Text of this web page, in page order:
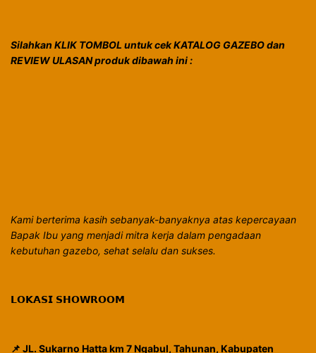
Silahkan KLIK TOMBOL untuk cek KATALOG GAZEBO dan
REVIEW ULASAN produk dibawah ini :
Kami berterima kasih sebanyak-banyaknya atas kepercayaan
Bapak Ibu yang menjadi mitra kerja dalam pengadaan
kebutuhan gazebo, sehat selalu dan sukses.
𝗟𝗢𝗞𝗔𝗦𝗜 𝗦𝗛𝗢𝗪𝗥𝗢𝗢𝗠
📌 JL. Sukarno Hatta km 7 Ngabul, Tahunan, Kabupaten